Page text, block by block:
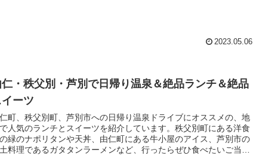
2023.05.06
仁・秩父別・芦別で日帰り温泉＆絶品ランチ＆絶品
イーツ
町、秩父別町、芦別市への日帰り温泉ドライブにオススメの、地
人気のランチとスイーツを紹介しています。秩父別町にある洋食
緑のナポリタンや天丼、由仁町にある牛小屋のアイス、芦別市の
料理であるガタタンラーメンなど、行ったらぜひ食べたいご当地